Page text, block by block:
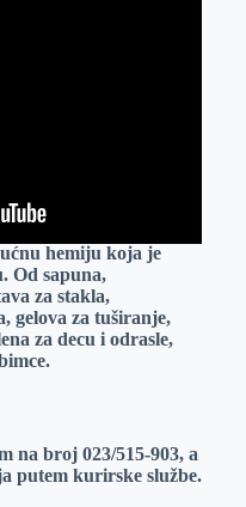
hemiju koja je
Od sapuna,
za stakla,
gelova za tuširanje,
za decu i odrasle,
na broj 023/515-903, a
putem kurirske službe.